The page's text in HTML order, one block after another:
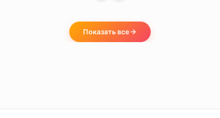
Показать все